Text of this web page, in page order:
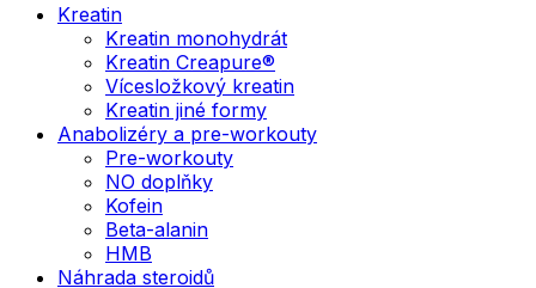
Kreatin
Kreatin monohydrát
Kreatin Creapure®
Vícesložkový kreatin
Kreatin jiné formy
Anabolizéry a pre-workouty
Pre-workouty
NO doplňky
Kofein
Beta-alanin
HMB
Náhrada steroidů